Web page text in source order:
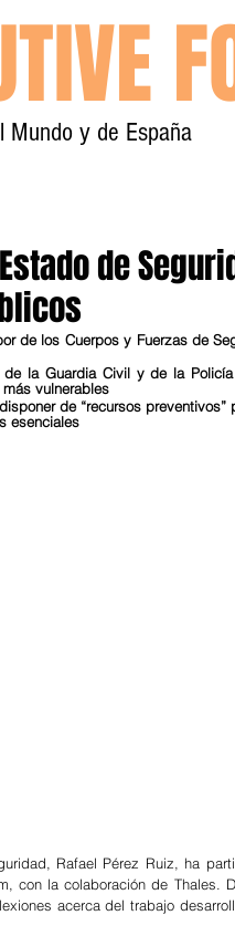
Mundo y de España
de
de los Cuerpos y Fuerzas de
la Guardia Civil y de la
vulnerables
de “recursos
esenciales
Rafael Pérez Ruiz, ha
con la colaboración de Thales.
acerca del trabajo